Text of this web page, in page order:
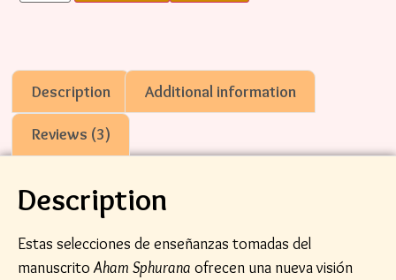
Description Additional information
Reviews (3)
Description
Estas selecciones de enseñanzas tomadas del
manuscrito Aham Sphurana ofrecen una nueva visión